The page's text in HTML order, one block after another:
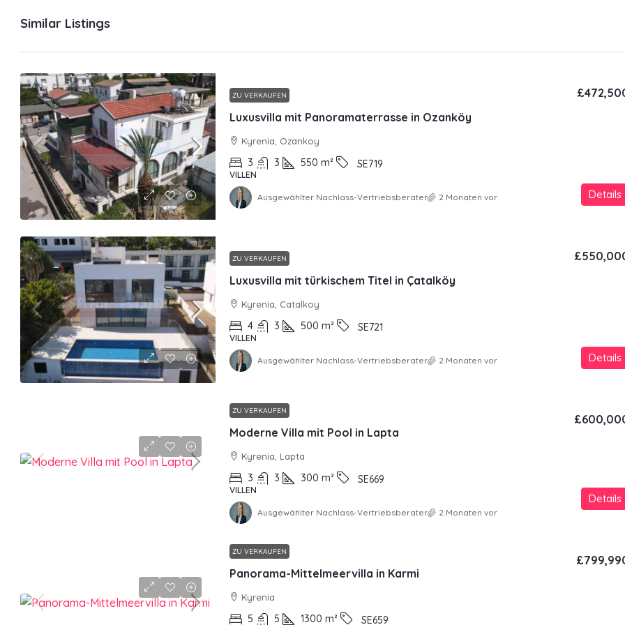
Similar Listings
ZU VERKAUFEN
Luxusvilla mit Panoramaterrasse in Ozanköy
Kyrenia, Ozankoy
3 3 550 m² SE719
VILLEN
Details
Ausgewählter Nachlass-Vertriebsberater 2 Monaten vor
ZU VERKAUFEN
Luxusvilla mit türkischem Titel in Çatalköy
Kyrenia, Catalkoy
4 3 500 m² SE721
VILLEN
Details
Ausgewählter Nachlass-Vertriebsberater 2 Monaten vor
ZU VERKAUFEN
Moderne Villa mit Pool in Lapta
Kyrenia, Lapta
3 3 300 m² SE669
VILLEN
Details
Ausgewählter Nachlass-Vertriebsberater 2 Monaten vor
ZU VERKAUFEN
Panorama-Mittelmeervilla in Karmi
Kyrenia
5 5 1300 m² SE659